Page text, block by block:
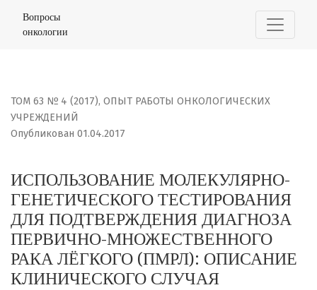
ИСПОЛЬЗОВАНИЕ МОЛЕКУЛЯРНО-ГЕНЕТИЧЕСКОГО
Вопросы
онкологии
ТОМ 63 № 4 (2017), ОПЫТ РАБОТЫ ОНКОЛОГИЧЕСКИХ
УЧРЕЖДЕНИЙ
ИСПОЛЬЗОВАНИЕ МОЛЕКУЛЯРНО-
ГЕНЕТИЧЕСКОГО ТЕСТИРОВАНИЯ
ДЛЯ ПОДТВЕРЖДЕНИЯ ДИАГНОЗА
ПЕРВИЧНО-МНОЖЕСТВЕННОГО
РАКА ЛЁГКОГО (ПМРЛ): ОПИСАНИЕ
КЛИНИЧЕСКОГО СЛУЧАЯ
Опубликован 01.04.2017